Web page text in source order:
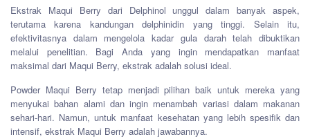
Ekstrak Maqui Berry dari Delphinol unggul dalam banyak aspek,
terutama karena kandungan delphinidin yang tinggi. Selain itu,
efektivitasnya dalam mengelola kadar gula darah telah dibuktikan
melalui penelitian. Bagi Anda yang ingin mendapatkan manfaat
maksimal dari Maqui Berry, ekstrak adalah solusi ideal.
Powder Maqui Berry tetap menjadi pilihan baik untuk mereka yang
menyukai bahan alami dan ingin menambah variasi dalam makanan
sehari-hari. Namun, untuk manfaat kesehatan yang lebih spesifik dan
intensif, ekstrak Maqui Berry adalah jawabannya.